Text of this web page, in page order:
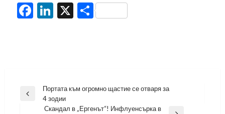
Facebook
LinkedIn
X Share
Навигация
Previous
Портата към огромно щастие се отваря за
4 зодии
Скандал в „Ергенът“! Инфлуенсърка в